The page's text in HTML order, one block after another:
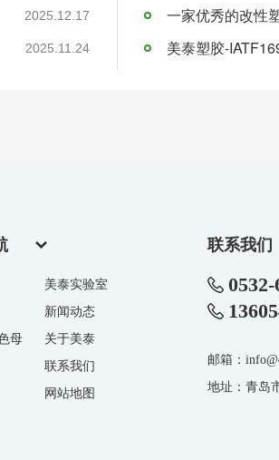
2025.12.17
2025.11.24
一家优秀的改性
美泰塑胶-
美泰实验室
新闻动态
母
关于美泰
联系我们
网站地图
联系我们
邮箱：
地址：青岛